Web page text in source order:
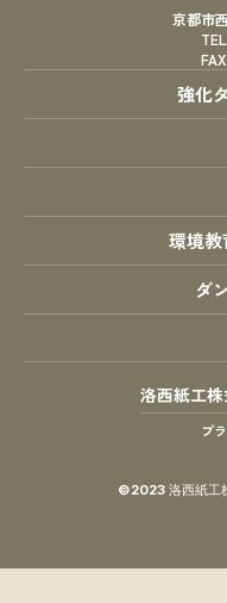
京都市
強化
環境
ダ
洛西紙工
プ
©2023 洛西紙工